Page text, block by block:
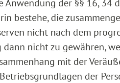
Anwendung der §§ 16, 34
bestehe, die
nicht nach dem
dann nicht zu gewähren,
mit der
der